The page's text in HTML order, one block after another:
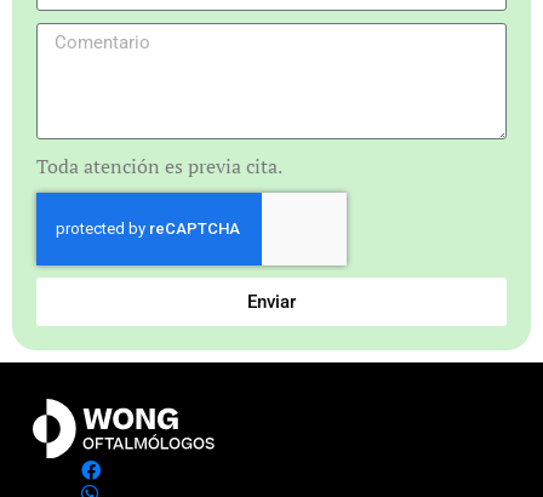
Toda atención es previa cita.
Enviar